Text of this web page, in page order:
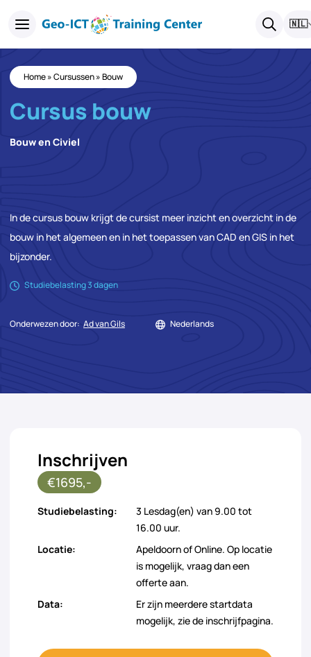
🇳🇱
Home»Cursussen»Bouw
Cursus bouw
Bouw en Civiel
In de cursus bouw krijgt de cursist meer inzicht en overzicht in de
bouw in het algemeen en in het toepassen van CAD en GIS in het
bijzonder.
Studiebelasting 3 dagen
Onderwezen door: Ad van Gils Nederlands
Inschrijven
€1695,-
Studiebelasting:
3 Lesdag(en) van 9.00 tot
16.00 uur.
Locatie:
Apeldoorn of Online. Op locatie
is mogelijk, vraag dan een
offerte aan.
Data:
Er zijn meerdere startdata
mogelijk, zie de inschrijfpagina.